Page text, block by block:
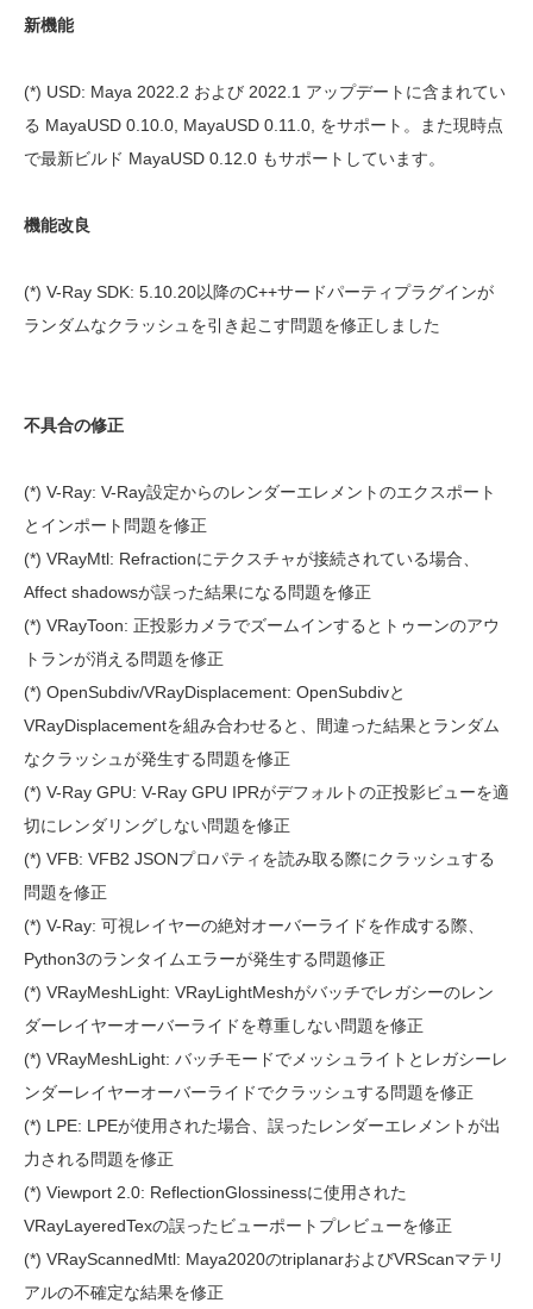
新機能
(*) USD: Maya 2022.2 および 2022.1 アップデートに含まれてい
る MayaUSD 0.10.0, MayaUSD 0.11.0, をサポート。また現時点
で最新ビルド MayaUSD 0.12.0 もサポートしています。
機能改良
(*) V-Ray SDK: 5.10.20以降のC++サードパーティプラグインが
ランダムなクラッシュを引き起こす問題を修正しました
不具合の修正
(*) V-Ray: V-Ray設定からのレンダーエレメントのエクスポート
とインポート問題を修正
(*) VRayMtl: Refractionにテクスチャが接続されている場合、
Affect shadowsが誤った結果になる問題を修正
(*) VRayToon: 正投影カメラでズームインするとトゥーンのアウ
トランが消える問題を修正
(*) OpenSubdiv/VRayDisplacement: OpenSubdivと
VRayDisplacementを組み合わせると、間違った結果とランダム
なクラッシュが発生する問題を修正
(*) V-Ray GPU: V-Ray GPU IPRがデフォルトの正投影ビューを適
切にレンダリングしない問題を修正
(*) VFB: VFB2 JSONプロパティを読み取る際にクラッシュする
問題を修正
(*) V-Ray: 可視レイヤーの絶対オーバーライドを作成する際、
Python3のランタイムエラーが発生する問題修正
(*) VRayMeshLight: VRayLightMeshがバッチでレガシーのレン
ダーレイヤーオーバーライドを尊重しない問題を修正
(*) VRayMeshLight: バッチモードでメッシュライトとレガシーレ
ンダーレイヤーオーバーライドでクラッシュする問題を修正
(*) LPE: LPEが使用された場合、誤ったレンダーエレメントが出
力される問題を修正
(*) Viewport 2.0: ReflectionGlossinessに使用された
VRayLayeredTexの誤ったビューポートプレビューを修正
(*) VRayScannedMtl: Maya2020のtriplanarおよびVRScanマテリ
アルの不確定な結果を修正